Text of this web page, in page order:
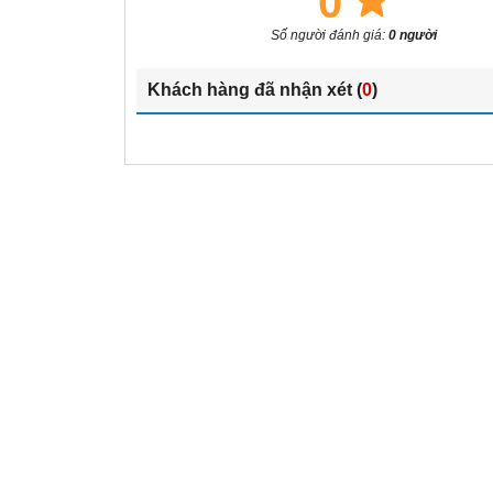
Số người đánh giá: 0 người
Khách hàng đã nhận xét (0)